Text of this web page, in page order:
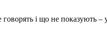
говорять і що не показують